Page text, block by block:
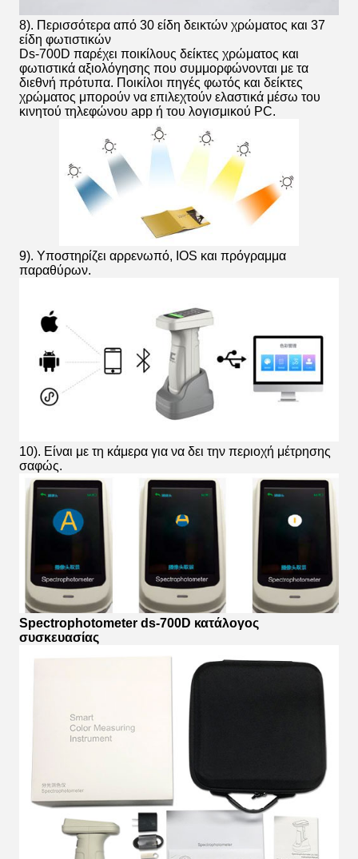
8). Περισσότερα από 30 είδη δεικτών χρώματος και 37
είδη φωτιστικών
Ds-700D παρέχει ποικίλους δείκτες χρώματος και
φωτιστικά αξιολόγησης που συμμορφώνονται με τα
διεθνή πρότυπα. Ποικίλοι πηγές φωτός και δείκτες
χρώματος μπορούν να επιλεχτούν ελαστικά μέσω του
κινητού τηλεφώνου app ή του λογισμικού PC.
9). Υποστηρίζει αρρενωπό, IOS και πρόγραμμα
παραθύρων.
10). Είναι με τη κάμερα για να δει την περιοχή μέτρησης
σαφώς.
Spectrophotometer ds-700D κατάλογος
συσκευασίας